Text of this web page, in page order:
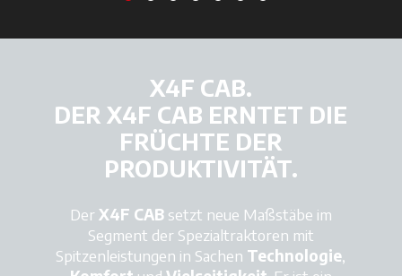
X4F CAB.
DER X4F CAB ERNTET DIE
FRÜCHTE DER
PRODUKTIVITÄT.
DerX4F CAB setzt neue Maßstäbe im
Segment der Spezialtraktoren mit
Spitzenleistungen in Sachen Technologie,